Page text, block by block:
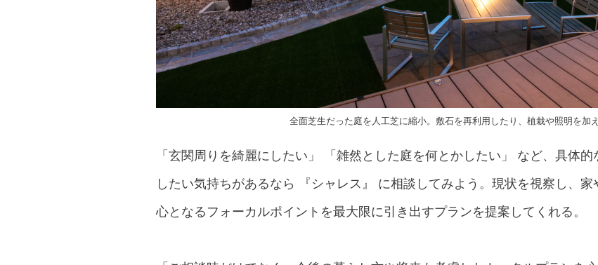
全面芝生だった庭を人工芝に縮小。敷石を再利用したり、植栽や照明を加
「玄関周りを綺麗にしたい」 「雑然とした庭を何とかしたい」 など、具体
したい気持ちがあるなら 『シャレス』 に相談してみよう。現状を視察し、
心となるフォーカルポイントを最大限に引き出すプランを提案してくれる。